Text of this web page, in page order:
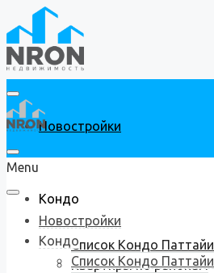
Новостройки
Кондо
Список Кондо Паттайи
Квартиры по районам
Menu
Новостройки
Кондо
Список Кондо Паттайи